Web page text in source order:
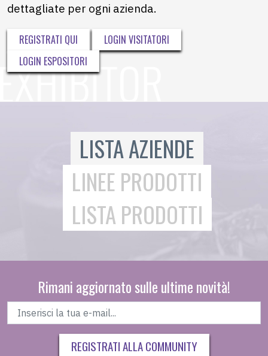
dettagliate per ogni azienda.
REGISTRATI QUI
LOGIN VISITATORI
LOGIN ESPOSITORI
LISTA AZIENDE
LINEE PRODOTTI
LISTA PRODOTTI
Rimani aggiornato sulle ultime novità!
REGISTRATI ALLA COMMUNITY